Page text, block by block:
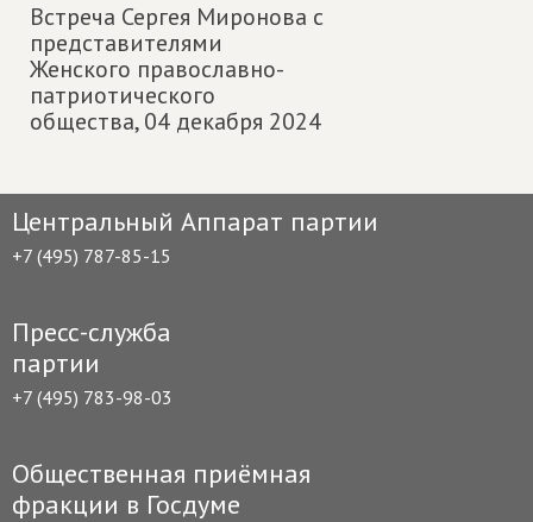
Встреча Сергея Миронова с
представителями
Женского православно-
патриотического
общества,04 декабря 2024
Центральный Аппарат партии
+7 (495) 787-85-15
Пресс-служба
партии
+7 (495) 783-98-03
Общественная приёмная
фракции в Госдуме